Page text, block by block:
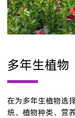
多年生植物
在为多年生植物选
统、植物种类、营